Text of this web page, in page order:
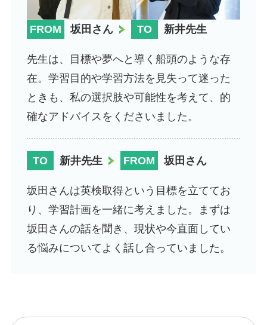
FROM 坂田さん TO 新井先生
先生は、目標や夢へと導く船頭のような存
在。学習目的や学習方法を見失って迷った
ときも、私の選択肢や可能性を考えて、的
確なアドバイスをくださいました。
TO 新井先生 FROM 坂田さん
坂田さんは英検取得という目標を立ててお
り、学習計画を一緒に考えました。まずは
坂田さんの話を聞き、現状や今直面してい
る悩みについてよく話し合っていました。